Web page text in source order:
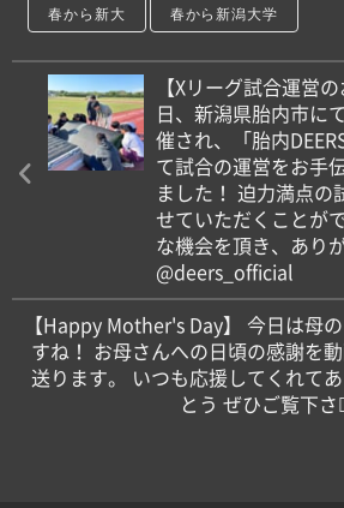
春から新大 春から新潟大学
【Xリーグ試合運営
日、新潟県胎内市に
催され、「胎内
て試合の運営をお手
ました！ 迫力満点の
せていただくことが
な機会を頂き、あり
@deers_official
【Happy Mother's Day】 今日は母
すね！ お母さんへの日頃の感謝を
送ります。 いつも応援してくれて
とう️ ぜひご覧下さ